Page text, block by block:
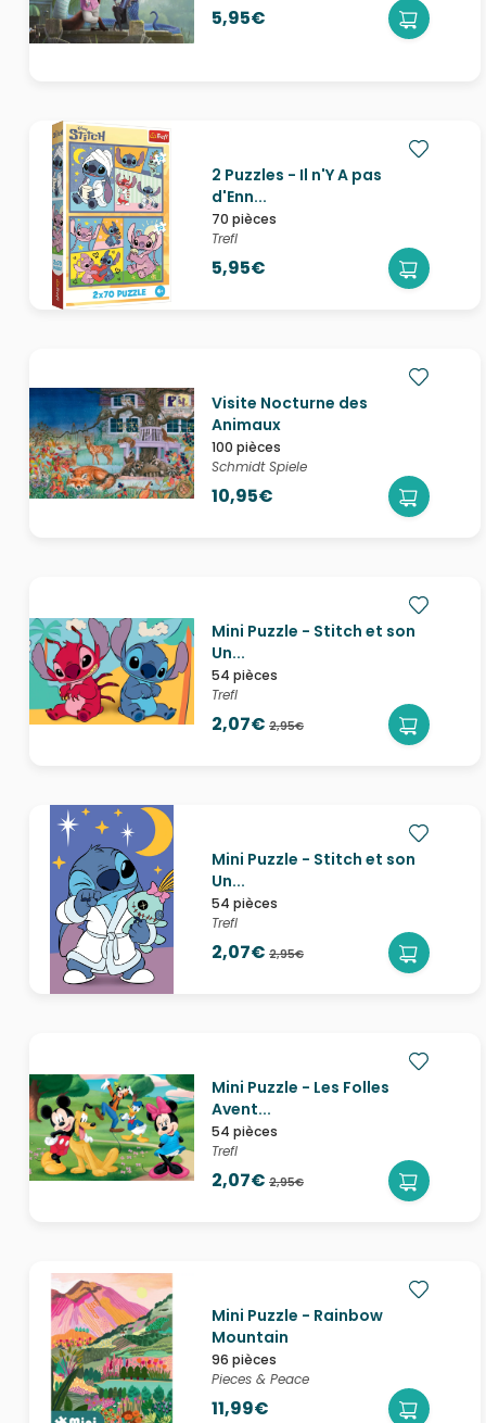
5,95€
2 Puzzles - Il n'Y A pas
d'Enn...
70 pièces
Trefl
5,95€
Visite Nocturne des
Animaux
100 pièces
Schmidt Spiele
10,95€
Mini Puzzle - Stitch et son
Un...
54 pièces
Trefl
2,07€ 2,95€
Mini Puzzle - Stitch et son
Un...
54 pièces
Trefl
2,07€ 2,95€
Mini Puzzle - Les Folles
Avent...
54 pièces
Trefl
2,07€ 2,95€
Mini Puzzle - Rainbow
Mountain
96 pièces
Pieces & Peace
11,99€